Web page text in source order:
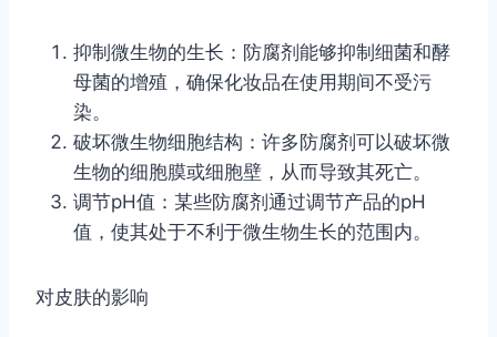
抑制微生物的生长：防腐剂能够抑制细菌和酵
母菌的增殖，确保化妆品在使用期间不受污
染。
破坏微生物细胞结构：许多防腐剂可以破坏微
生物的细胞膜或细胞壁，从而导致其死亡。
调节pH值：某些防腐剂通过调节产品的pH
值，使其处于不利于微生物生长的范围内。
对皮肤的影响